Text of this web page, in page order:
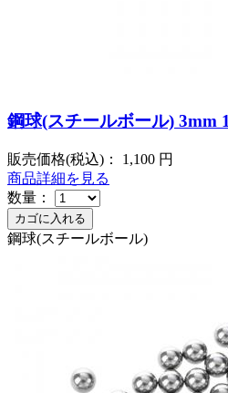
鋼球(スチールボール) 3mm
販売価格(税込)： 1,100 円
商品詳細を見る
数量：
鋼球(スチールボール)